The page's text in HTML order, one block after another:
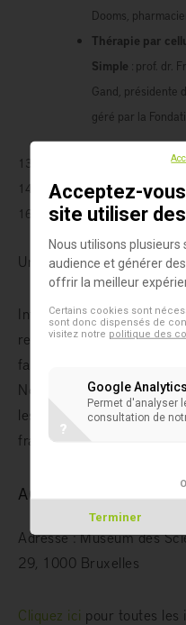
Dooms,
Thérapie par
Simple : prof. dr.
Gand, présidente
géré par la
13h00
14h30Visite libre du Muséum
16h00Verre de l'amitié (DINObar)
Un service
International Medical
représentants deproduits
familiariser les patients EB
Nous serons présents sur
les
produits de soin des
fragile de l'épidermolyse
ACCÈS
Adresse : Muséum des
29, 1000 Bruxelles
Cliquez ici pour toutes les
Acceptez-
site utiliser
Nous utilisons
audience et générer
offrir la meilleur
Certains cookies sont
sont donc dispensés de
visitez notre politique des
Google Analytics
Permet d'analyser
consultation de
?
Terminer